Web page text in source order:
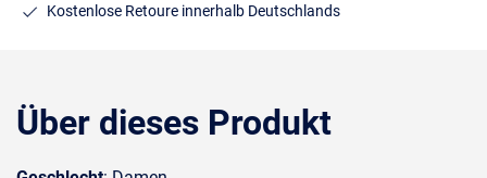
Kostenlose Retoure innerhalb Deutschlands
Über dieses Produkt